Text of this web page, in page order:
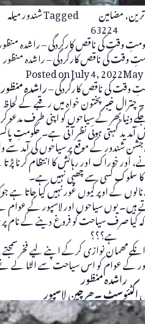
,مضامین Taggedشندور میلہ
63224
وقت کی ناقص کارکردگی – راشدہ منظور
Posted onJuly 4, 2022
وقت کی ناقص کارکردگی –راشدہ منظور
چترال خیبر پختون خواہ میں رقبے
دنیا بھر کے سیاحوں کو اپنی طرف
جشنِ شندور کے موقع پر سیاحوں کی آمد
اور خوراک اور رہائش کا انتظام
کا سلوک کسی سے چھپی نہیں ہے۔
اوپر کیوں غور نہیں کیا جاتا ہے
یوں سیاحوں اور لاسپور کے عوام
کیا صرف سیاحت کو فروغ دینے کے
ہے؟؟؟
نوازی کرکے اپنے لیے فخر
کے عوام کو اس سیاحت سے الٹا
راشدہ منظور
۔ھرچین لاسپور